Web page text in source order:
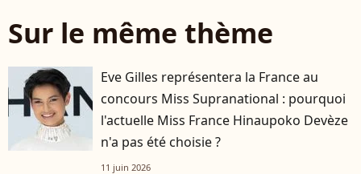
Sur le même thème
Eve Gilles représentera la France au
concours Miss Supranational : pourquoi
l'actuelle Miss France Hinaupoko Devèze
n'a pas été choisie ?
11 juin 2026